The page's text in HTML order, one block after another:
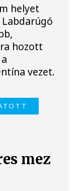
helyet
hozott
vezet.
mez